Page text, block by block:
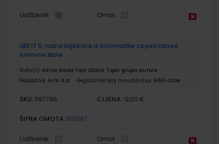
Udžbenik Omot
LIKE IT 5; radna bilježnica iz informatike za peti razred
osnovne škole
Autor(i): Rihter Rade Tojić Dlačić Topić grupa autora
Nakladnik: ALFA d.d. Registarski broj ministarstva: 6061-DOM
SKU: 567798 CIJENA: 12,00 €
ŠIFRA OMOTA: 500167
Udžbenik Omot